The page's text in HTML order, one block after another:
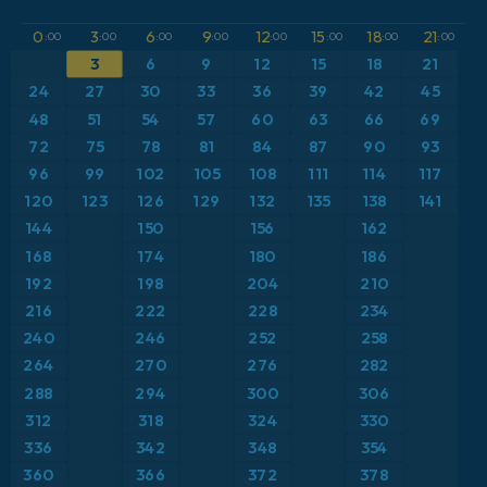
ICON Alemania 2 km
Caribe
Escandinavia
Estados Unidos
Europa
Francia
Grecia
Islandia
Anomalía de temperatura a 2 m
Anomalía de temperatura a 850 hPa
CAPE
Precipitación, nubes y presión
Profundidad de nieve
Punto de rocío a 2 m
Ráfagas de Viento Máximas
Ráfagas de viento
0 :00 3:00 6:00 9:00 12:00 15 :00 18:00 21:00
3 6 9 12 15 18
21
24
27 30 33 36 39 42 45
48 51 54 57 60 63 66 69
72 75 78 81 84 87 90
93
96
99 102 105 108 111 114 117
120 123 126 129 132 135 138 141
144 150 156
162
168
174 180
186
192
198 204
210
216
222 228 234
240 246 252 258
264 270 276
282
288
294 300
306
312
318 324
330
336
342 348 354
360 366 372 378